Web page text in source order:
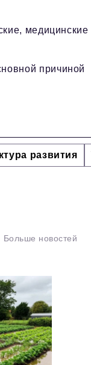
медицинские
причиной
развития
Больше новостей